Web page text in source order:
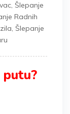
, Šlepanje
Radnih
, Šlepanje
putu?